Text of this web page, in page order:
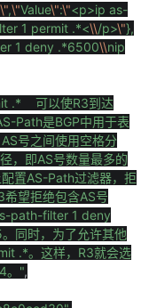
\",\"Value\":\"<p>ip as-
1 permit .*<\\/p>\"},
1 deny .*6500\\nip
.* 可以使R3到达
Path是BGP中用于表
AS号之间使用空格分
，即AS号数量最多的
配置AS-Path过滤器，拒
希望拒绝包含AS号
path-filter 1 deny
。同时，为了允许其他
.*。这样， R3就会选
。 ",